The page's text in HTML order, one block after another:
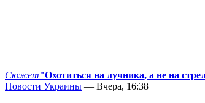
Сюжет"Охотиться на лучника, а не на
Новости Украины — Вчера, 16:38